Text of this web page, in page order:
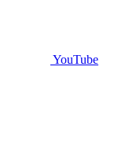
YouTube